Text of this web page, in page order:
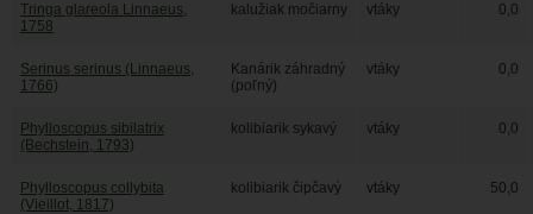
Tringa glareola Linnaeus,
1758
kalužiak močiarny vtáky 0,0
Serinus serinus (Linnaeus,
1766)
Kanárik záhradný
(poľný)
vtáky 0,0
Phylloscopus sibilatrix
(Bechstein, 1793)
kolibiarik sykavý vtáky 0,0
Phylloscopus collybita
(Vieillot, 1817)
kolibiarik čipčavý vtáky 50,0